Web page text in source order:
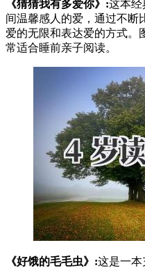
《猜猜我有多爱你》:这本经
间温馨感人的爱，通过不断
爱的无限和表达爱的方式。
常适合睡前亲子阅读。
《好饿的毛毛虫》:这是一本